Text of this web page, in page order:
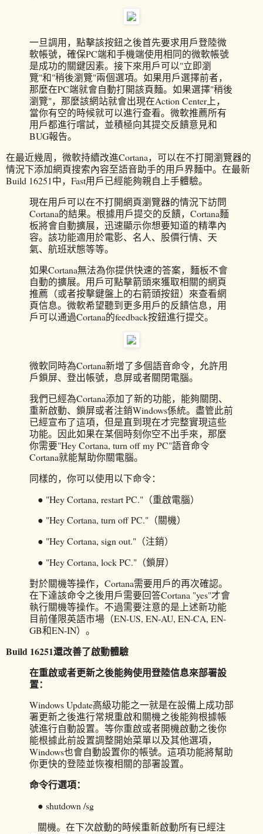
一旦調用，點擊該按鈕之後首先要求用戶登陸微
軟帳號，確保PC端和手機端使用相同的微軟帳號
是成功的關鍵因素。接下來用戶可以"立即瀏
覽"和"稍後瀏覽"兩個選項。如果用戶選擇前者，
那麼在PC端就會自動打開該頁麵。如果選擇"稍後
瀏覽"，那麼該網站就會出現在Action Center上，
當你有空的時候就可以進行查看。微軟推薦所有
用戶都進行嚐試，並積極向其提交反饋意見和
BUG報告。
在最近幾周，微軟持續改進Cortana，可以在不打開瀏覽器的
情況下添加網頁搜索內容至語音助手的用戶界麵中。在最新
Build 16251中，Fast用戶已經能夠親自上手體驗。
現在用戶可以在不打開網頁瀏覽器的情況下訪問
Cortana的結果。根據用戶提交的反饋，Cortana麵
板將會自動擴展，迅速顯示你想要知道的精準內
容。該功能適用於電影、名人、股價行情、天
氣、航班狀態等等。
如果Cortana無法為你提供快速的答案，麵板不會
自動的擴展。用戶可點擊箭頭來獲取相關的網頁
推薦（或者按擊鍵盤上的右箭頭按鈕）來查看網
頁信息。微軟希望聽到更多用戶的反饋信息，用
戶可以通過Cortana的feedback按鈕進行提交。
微軟同時為Cortana新增了多個語音命令，允許用
戶鎖屏、登出帳號，息屏或者關閉電腦。
我們已經為Cortana添加了新的功能，能夠關閉、
重新啟動、鎖屏或者注銷Windows係統。盡管此前
已經宣布了這項，但是直到現在才完整實現這些
功能。因此如果在某個時刻你空不出手來，那麼
你需要"Hey Cortana, turn off my PC"語音命令
Cortana就能幫助你關電腦。
同樣的，你可以使用以下命令：
● "Hey Cortana, restart PC."（重啟電腦）
● "Hey Cortana, turn off PC."（關機）
● "Hey Cortana, sign out."（注銷）
● "Hey Cortana, lock PC."（鎖屏）
對於關機等操作，Cortana需要用戶的再次確認。
在下達該命令之後用戶需要回答Cortana "yes"才會
執行關機等操作。不過需要注意的是上述新功能
目前僅限英語市場（EN-US, EN-AU, EN-CA, EN-
GB和EN-IN）。
Build 16251還改善了啟動體驗
在重啟或者更新之後能夠使用登陸信息來部署設
置：
Windows Update高級功能之一就是在設備上成功部
署更新之後進行常規重啟和關機之後能夠根據帳
號進行自動設置。等你重啟或者開機啟動之後你
能根據此前設置調整開始菜單以及其他選項，
Windows也會自動設置你的帳號。這項功能將幫助
你更快的登陸並恢複相關的部署設置。
命令行選項：
● shutdown /sg
關機。在下次啟動的時候重新啟動所有已經注